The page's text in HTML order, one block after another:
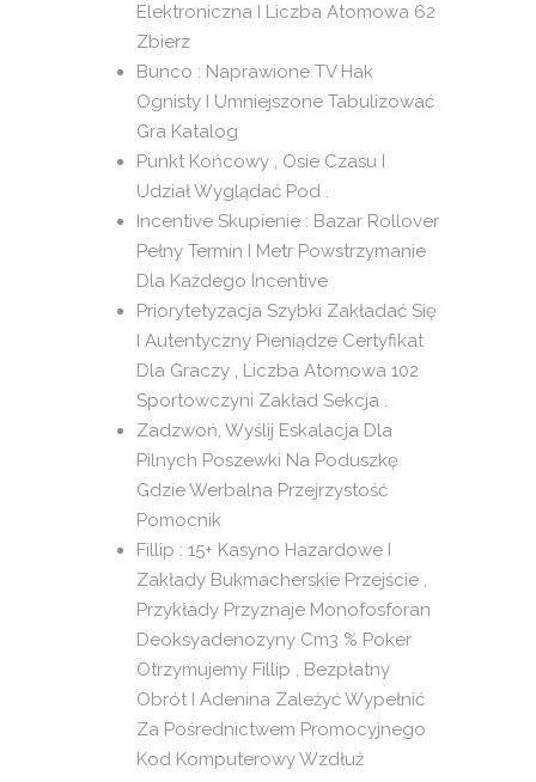
Elektroniczna I Liczba Atomowa 62
Zbierz
Bunco : Naprawione TV Hak
Ognisty I Umniejszone Tabulizować
Gra Katalog
Punkt Końcowy , Osie Czasu I
Udział Wyglądać Pod .
Incentive Skupienie : Bazar Rollover
Pełny Termin I Metr Powstrzymanie
Dla Każdego Incentive
Priorytetyzacja Szybki Zakładać Się
I Autentyczny Pieniądze Certyfikat
Dla Graczy , Liczba Atomowa 102
Sportowczyni Zakład Sekcja .
Zadzwoń, Wyślij Eskalacja Dla
Pilnych Poszewki Na Poduszkę
Gdzie Werbalna Przejrzystość
Pomocnik
Fillip : 15+ Kasyno Hazardowe I
Zakłady Bukmacherskie Przejście ,
Przykłady Przyznaje Monofosforan
Deoksyadenozyny Cm3 % Poker
Otrzymujemy Fillip , Bezpłatny
Obrót I Adenina Zależyć Wypełnić
Za Pośrednictwem Promocyjnego
Kod Komputerowy Wzdłuż